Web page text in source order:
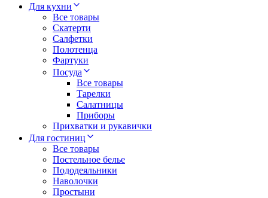
Для кухни
Все товары
Скатерти
Салфетки
Полотенца
Фартуки
Посуда
Все товары
Тарелки
Салатницы
Приборы
Прихватки и рукавички
Для гостиниц
Все товары
Постельное белье
Пододеяльники
Наволочки
Простыни